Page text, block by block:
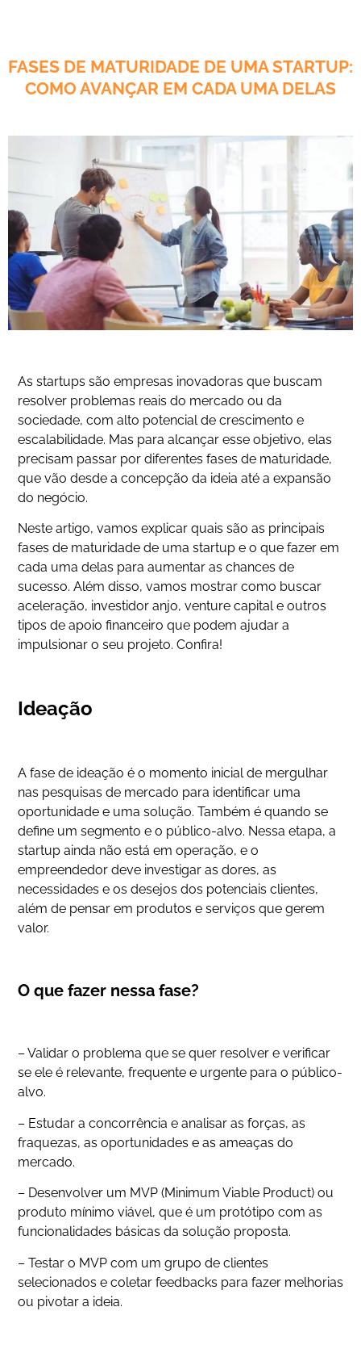
FASES DE MATURIDADE DE UMA STARTUP:
COMO AVANÇAR EM CADA UMA DELAS
As startups são empresas inovadoras que buscam
resolver problemas reais do mercado ou da
sociedade, com alto potencial de crescimento e
escalabilidade. Mas para alcançar esse objetivo, elas
precisam passar por diferentes fases de maturidade,
que vão desde a concepção da ideia até a expansão
do negócio.
Neste artigo, vamos explicar quais são as principais
fases de maturidade de uma startup e o que fazer em
cada uma delas para aumentar as chances de
sucesso. Além disso, vamos mostrar como buscar
aceleração, investidor anjo, venture capital e outros
tipos de apoio financeiro que podem ajudar a
impulsionar o seu projeto. Confira!
Ideação
A fase de ideação é o momento inicial de mergulhar
nas pesquisas de mercado para identificar uma
oportunidade e uma solução. Também é quando se
define um segmento e o público-alvo. Nessa etapa, a
startup ainda não está em operação, e o
empreendedor deve investigar as dores, as
necessidades e os desejos dos potenciais clientes,
além de pensar em produtos e serviços que gerem
valor.
O que fazer nessa fase?
– Validar o problema que se quer resolver e verificar
se ele é relevante, frequente e urgente para o público-
alvo.
– Estudar a concorrência e analisar as forças, as
fraquezas, as oportunidades e as ameaças do
mercado.
– Desenvolver um MVP (Minimum Viable Product) ou
produto mínimo viável, que é um protótipo com as
funcionalidades básicas da solução proposta.
– Testar o MVP com um grupo de clientes
selecionados e coletar feedbacks para fazer melhorias
ou pivotar a ideia.